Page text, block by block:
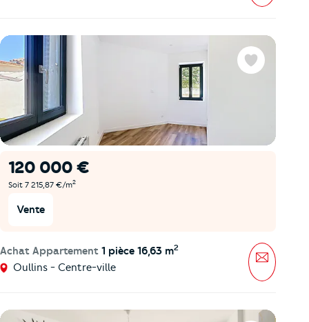
120 000 €
Soit 7 215,87 €/m2
Vente
Achat Appartement 1 pièce 16,63 m2
Oullins - Centre-ville
Favoris
Message